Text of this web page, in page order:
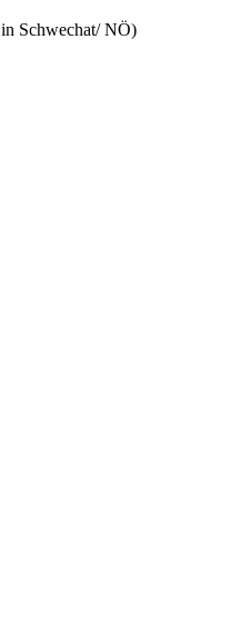
Schwechat/ NÖ)